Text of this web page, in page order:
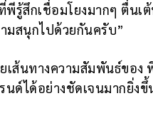
พีรู้สึกเชื่อมโยงมากๆ ตื่น
มสนุกไปด้วยกันครับ”
ส้นทางความสัมพันธ์ขอ
ด์ได้อย่างชัดเจนมากยิ่ง